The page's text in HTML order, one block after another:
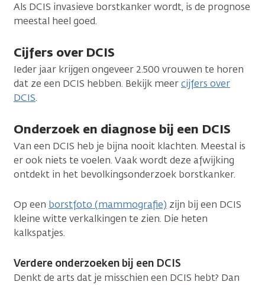
Als DCIS invasieve borstkanker wordt, is de prognose
meestal heel goed.
Cijfers over DCIS
Ieder jaar krijgen ongeveer 2.500 vrouwen te horen
dat ze een DCIS hebben. Bekijk meercijfers over
DCIS.
Onderzoek en diagnose bij een DCIS
Van een DCIS heb je bijna nooit klachten. Meestal is
er ook niets te voelen. Vaak wordt deze afwijking
ontdekt in het bevolkingsonderzoek borstkanker.
Op een borstfoto (mammografie) zijn bij een DCIS
kleine witte verkalkingen te zien. Die heten
kalkspatjes.
Verdere onderzoeken bij een DCIS
Denkt de arts dat je misschien een DCIS hebt? Dan